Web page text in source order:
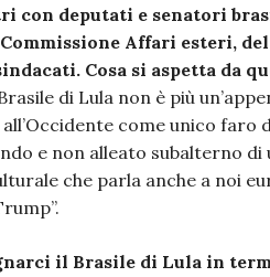
con deputati e senatori
Affari esteri,
Cosa si aspetta da
di Lula non è più
come unico faro
e non alleato subalterno di
che parla anche a noi
il Brasile di Lula in